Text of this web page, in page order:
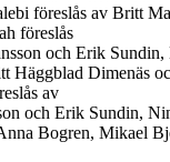
föreslås av Britt
föreslås
och Erik Sundin,
Häggblad Dimenäs
av
och Erik Sundin,
Bogren, Mikael